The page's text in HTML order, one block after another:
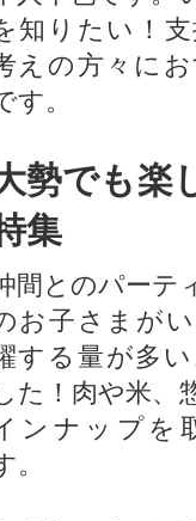
知りたい！
えの方々に
す。
勢でも楽
集
間とのパーテ
お子さまが
する量が多
た！肉や米、
ンナップを
。